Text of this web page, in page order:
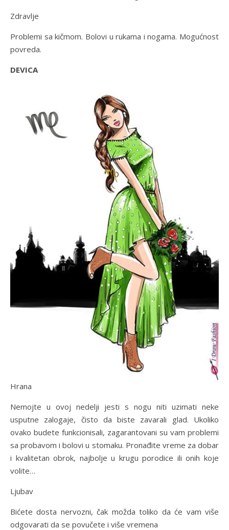
Zdravlje
Problemi sa kičmom. Bolovi u rukama i nogama. Mogućnost
povreda.
DEVICA
Hrana
Nemojte u ovoj nedelji jesti s nogu niti uzimati neke
usputne zalogaje, čisto da biste zavarali glad. Ukoliko
ovako budete funkcionisali, zagarantovani su vam problemi
sa probavom i bolovi u stomaku. Pronađite vreme za dobar
i kvalitetan obrok, najbolje u krugu porodice ili onih koje
volite…
Ljubav
Bićete dosta nervozni, čak možda toliko da će vam više
odgovarati da se povučete i više vremena